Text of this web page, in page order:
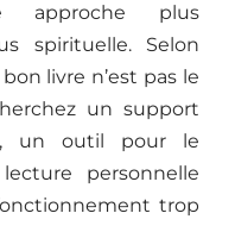
approche plus
spirituelle. Selon
livre n’est pas le
un support
un outil pour le
personnelle
trop